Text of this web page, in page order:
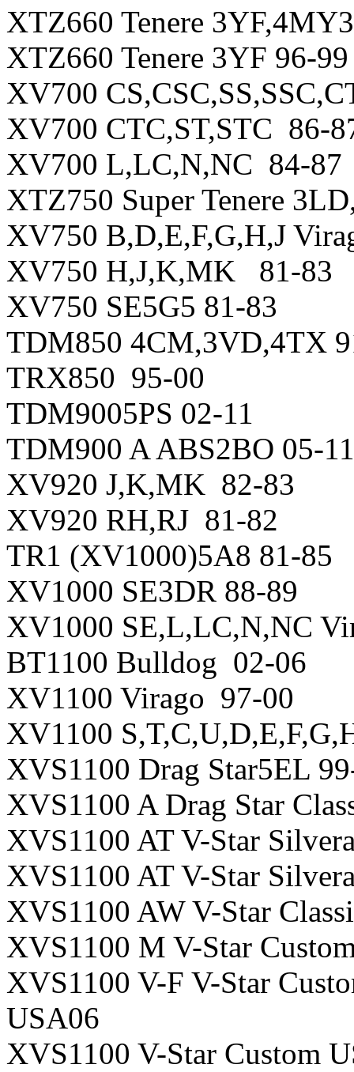
XTZ660 Tenere
XTZ660 Tenere 3YF 96-99
XV700
XV700 CTC,ST,STC 86-
XV700 L,LC,N,NC 84-87
XTZ750 Super Tenere
XV750 B,D,E,F,G,H,J
XV750 H,J,K,MK 81-83
XV750 SE5G5 81-83
TDM850 4CM,3VD,4TX
TRX850 95-00
TDM9005PS 02-11
TDM900 A ABS2BO 05-11
XV920 J,K,MK 82-83
XV920 RH,RJ 81-82
TR1 (XV1000)5A8 81-85
XV1000 SE3DR 88-89
XV1000 SE,L,LC,N,NC
BT1100 Bulldog 02-06
XV1100 Virago 97-00
XV1100
XVS1100 Drag Star5EL
XVS1100 A Drag Star
XVS1100 AT V-Star
XVS1100 AT V-Star
XVS1100 AW V-Star
XVS1100 M V-Star
XVS1100 V-F V-Star
USA06
XVS1100 V-Star Custom